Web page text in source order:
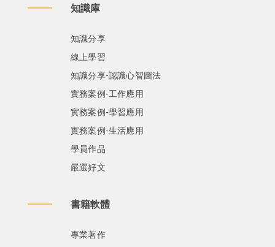
知識庫
知識分享
線上學習
知識分享-認識心智圖法
實務案例-工作應用
實務案例-學習應用
實務案例-生活應用
學員作品
嚴選好文
書籍軟體
專業著作